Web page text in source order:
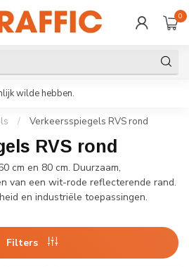
0
wilde hebben.
/ Verkeersspiegels RVS rond
RVS rond
cm en 80 cm. Duurzaam,
van een wit-rode reflecterende rand.
en industriële toepassingen.
Filters